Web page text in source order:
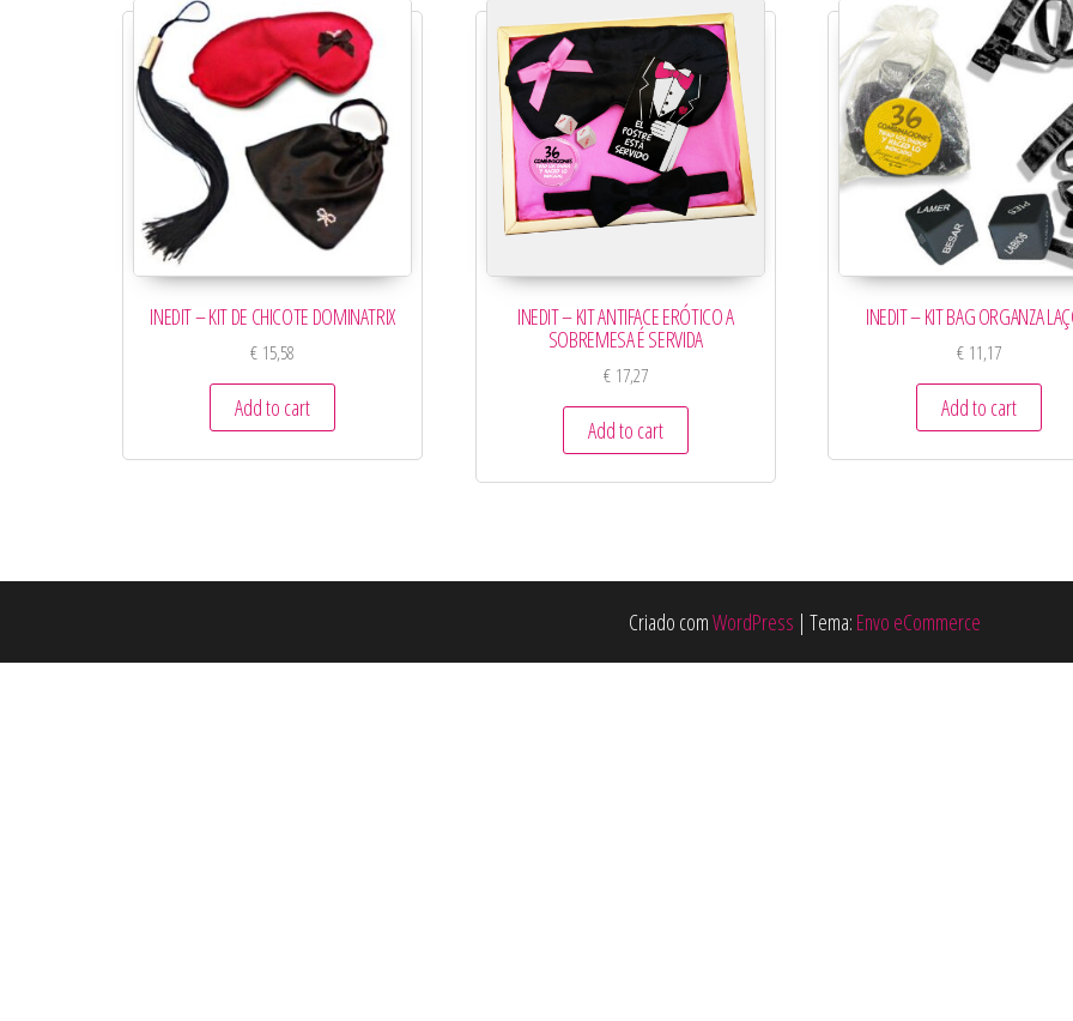
INEDIT – KIT DE CHICOTE DOMINATRIX
€ 15,58
Add to cart
INEDIT – KIT ANTIFACE ERÓTICO A
SOBREMESA É SERVIDA
€17,27
Add to cart
INEDIT – KIT BAG ORGANZA
€11,17
Add to cart
Criado comWordPress | Tema: Envo eCommerce